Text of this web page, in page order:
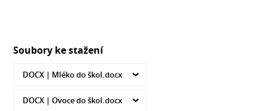
Soubory ke stažení
DOCX | Mléko do škol.docx
DOCX |Ovoce do škol.docx